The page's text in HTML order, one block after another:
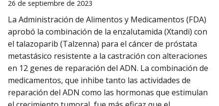
26 de septiembre de 2023
La Administración de Alimentos y Medicamentos (FDA)
aprobó la combinación de la enzalutamida (Xtandi) con
el talazoparib (Talzenna) para el cáncer de próstata
metastásico resistente a la castración con alteraciones
en 12 genes de reparación del ADN. La combinación de
medicamentos, que inhibe tanto las actividades de
reparación del ADN como las hormonas que estimulan